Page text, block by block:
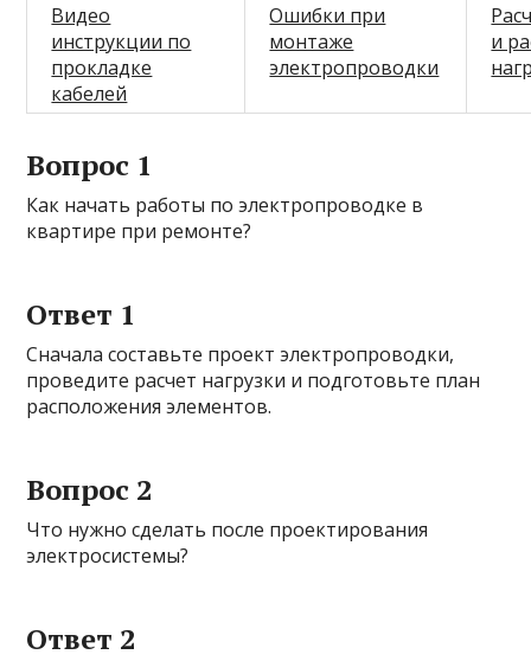
Видео
инструкции по
прокладке
кабелей
Ошибки при
монтаже
электропроводки
и
Вопрос 1
Как начать работы по электропроводке в
квартире при ремонте?
Ответ 1
Сначала составьте проект электропроводки,
проведите расчет нагрузки и подготовьте план
расположения элементов.
Вопрос 2
Что нужно сделать после проектирования
электросистемы?
Ответ 2